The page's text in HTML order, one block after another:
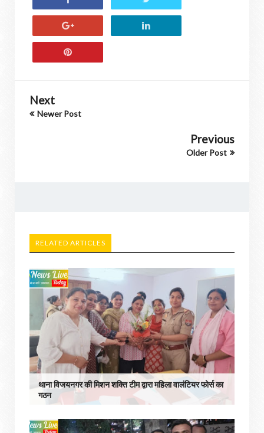
Next
Newer Post
Previous
Older Post
RELATED ARTICLES
थाना विजयनगर की मिशन शक्ति टीम द्वारा महिला वालंटियर फोर्स का
गठन